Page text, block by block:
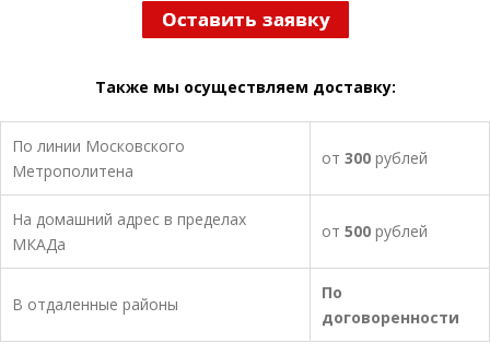
Также мы осуществляем доставку:
По линии Московского
Метрополитена
от 300 рублей
На домашний адрес в пределах
МКАДа
от 500 рублей
В отдаленные районы
По
договоренности